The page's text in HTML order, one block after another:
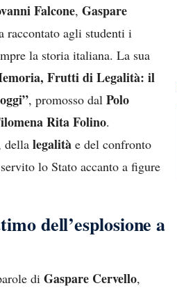
Falcone, Gaspare
raccontato agli studenti i
la storia italiana. La sua
Frutti di Legalità: il
, promosso dal Polo
Rita Folino.
della legalità e del confronto
lo Stato accanto a figure
dell’esplosione a
di Gaspare Cervello,